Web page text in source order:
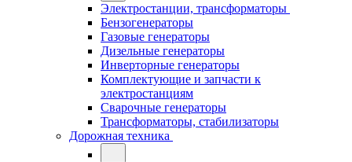
Электростанции, трансформаторы
Бензогенераторы
Газовые генераторы
Дизельные генераторы
Инверторные генераторы
Комплектующие и запчасти к
электростанциям
Сварочные генераторы
Трансформаторы, стабилизаторы
Дорожная техника